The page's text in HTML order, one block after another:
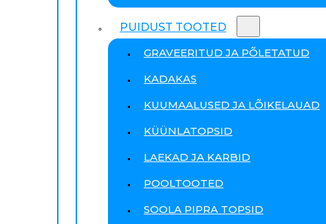
PUIDUST TOOTED
GRAVEERITUD JA PÕLETATUD
KADAKAS
KUUMAALUSED JA LÕIKELAUAD
KÜÜNLATOPSID
LAEKAD JA KARBID
POOLTOOTED
SOOLA PIPRA TOPSID